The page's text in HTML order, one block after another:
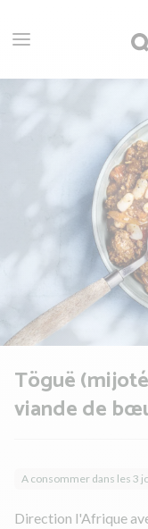
Töguë
viande de
A consommer dans les 3
Direction l'Afrique